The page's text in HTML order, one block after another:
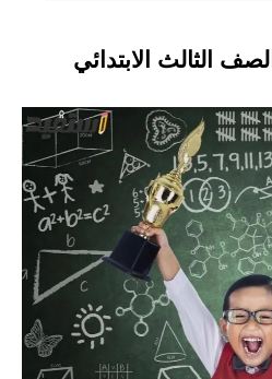
الثالث الابتدائي